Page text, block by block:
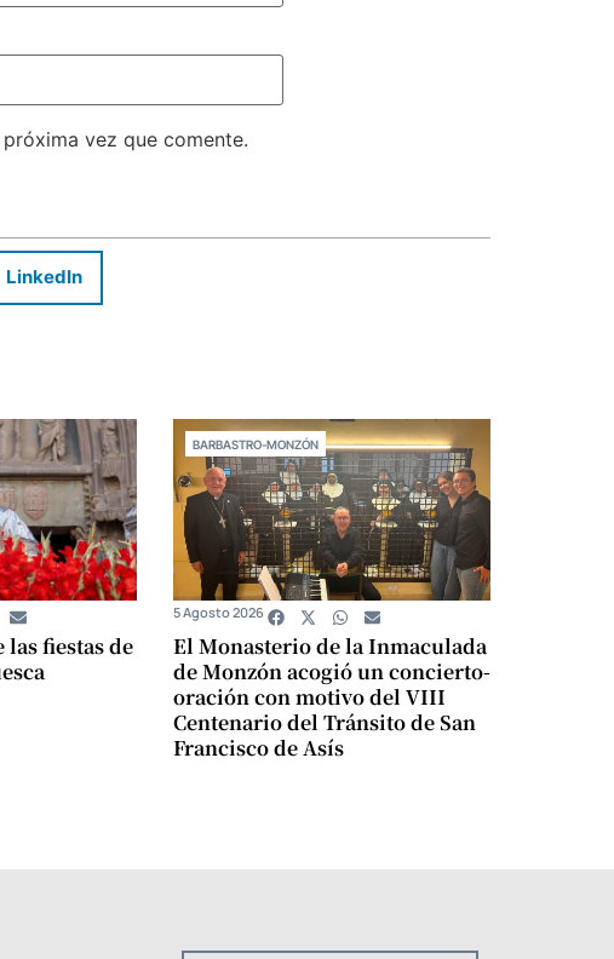
vez que comente.
LinkedIn
fiestas de
BARBASTRO-MONZÓN
El Monasterio de la Inmaculada
de Monzón acogió un concierto-
oración con motivo del VIII
Centenario del Tránsito de San
Francisco de Asís
5 Agosto 2026